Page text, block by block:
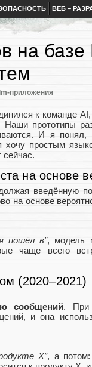
ВЕБ –
на базе
llm-приложения
к команде
прототипы
И я понял,
простым
сейчас.
на основе
введённую
на основе
пошёл в”, модель
чаще всего
(2020–2021)
сообщений. При
и она
X”, а потом: